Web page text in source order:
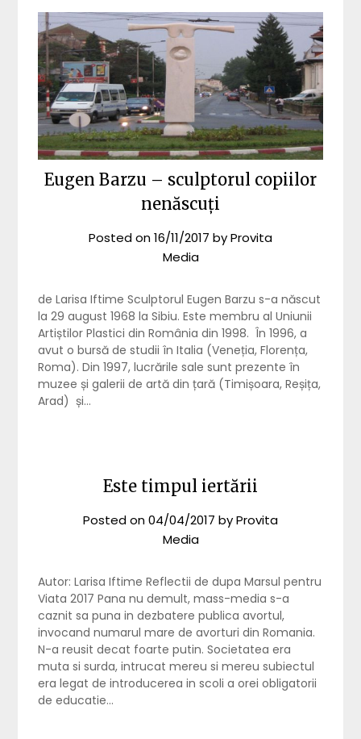
Eugen Barzu – sculptorul copiilor
nenăscuți
Posted on16/11/2017 byProvita
Media
de Larisa Iftime Sculptorul Eugen Barzu s-a născut
la 29 august 1968 la Sibiu. Este membru al Uniunii
Artiștilor Plastici din România din 1998. În 1996, a
avut o bursă de studii în Italia (Veneția, Florența,
Roma). Din 1997, lucrările sale sunt prezente în
muzee și galerii de artă din țară (Timișoara, Reșița,
Arad) și…
Este timpul iertării
Posted on04/04/2017 byProvita
Media
Autor: Larisa Iftime Reflectii de dupa Marsul pentru
Viata 2017 Pana nu demult, mass-media s-a
caznit sa puna in dezbatere publica avortul,
invocand numarul mare de avorturi din Romania.
N-a reusit decat foarte putin. Societatea era
muta si surda, intrucat mereu si mereu subiectul
era legat de introducerea in scoli a orei obligatorii
de educatie…